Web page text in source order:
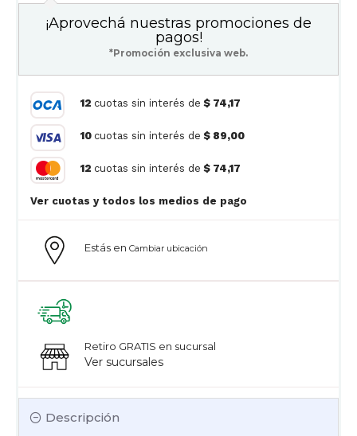
Descripción
Estás en Cambiar ubicación
Retiro GRATIS en sucursal
Ver sucursales
¡Aprovechá nuestras promociones de
pagos!
*Promoción exclusiva web.
12 cuotas sin interés de $ 74,17
10 cuotas sin interés de $ 89,00
12 cuotas sin interés de $ 74,17
Ver cuotas y todos los medios de pago